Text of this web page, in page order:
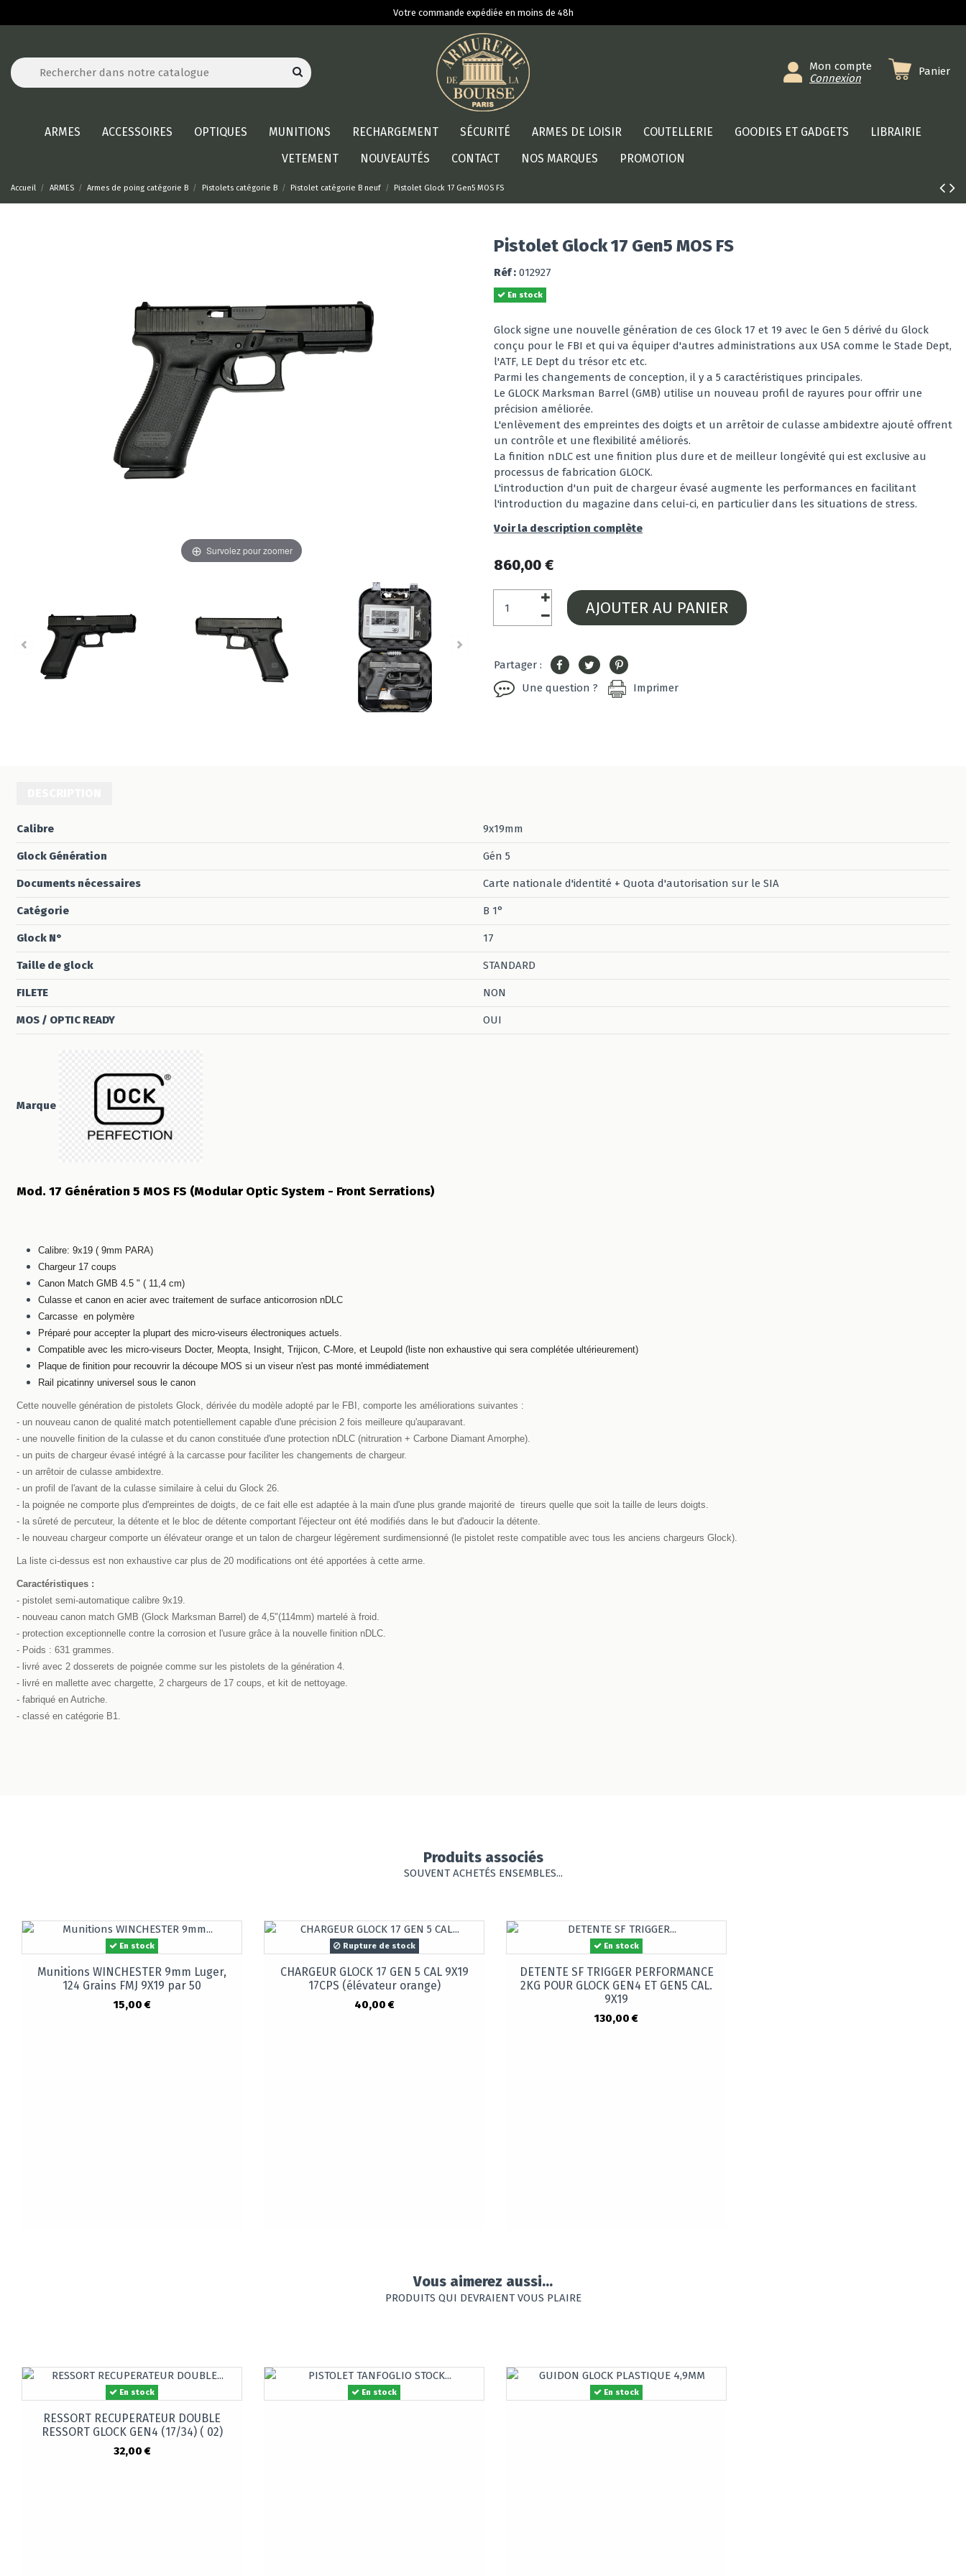
Votre commande expédiée en moins de 48h
Mon compte
Connexion
Panier
ARMES ACCESSOIRES OPTIQUES MUNITIONS RECHARGEMENT SÉCURITÉ ARMES DE LOISIR COUTELLERIE GOODIES ET GADGETS
LIBRAIRIE
VETEMENT
NOUVEAUTÉS CONTACT NOS MARQUES PROMOTION
Accueil ARMES Armes de poing catégorie B Pistolets catégorie B Pistolet catégorie B neuf Pistolet Glock 17 Gen5 MOS FS
Survolez pour zoomer
Pistolet Glock 17 Gen5 MOS FS
Réf : 012927
En stock
Glock signe une nouvelle génération de ces Glock 17 et 19 avec le Gen 5 dérivé du Glock
conçu pour le FBI et qui va équiper d'autres administrations aux USA comme le Stade Dept,
l'ATF, LE Dept du trésor etc etc.
Parmi les changements de conception, il y a 5 caractéristiques principales.
Le GLOCK Marksman Barrel (GMB) utilise un nouveau profil de rayures pour offrir une
précision améliorée.
L'enlèvement des empreintes des doigts et un arrêtoir de culasse ambidextre ajouté offrent
un contrôle et une flexibilité améliorés.
La finition nDLC est une finition plus dure et de meilleur longévité qui est exclusive au
processus de fabrication GLOCK.
L'introduction d'un puit de chargeur évasé augmente les performances en facilitant
l'introduction du magazine dans celui-ci, en particulier dans les situations de stress.
Voir la description complète
860,00 €
AJOUTER AU PANIER
Partager :
Une question ?
Imprimer
Calibre 9x19mm
Glock Génération Gén 5
Documents nécessaires Carte nationale d'identité + Quota d'autorisation sur le SIA
Catégorie B 1°
Glock N° 17
Taille de glock STANDARD
FILETE NON
MOS / OPTIC READY OUI
Marque
Mod. 17 Génération 5 MOS FS (Modular Optic System - Front Serrations)
Calibre: 9x19 ( 9mm PARA)
Chargeur 17 coups
Canon Match GMB 4.5 " ( 11,4 cm)
Culasse et canon en acier avec traitement de surface anticorrosion nDLC
Carcasse en polymère
Préparé pour accepter la plupart des micro-viseurs électroniques actuels.
Compatible avec les micro-viseurs Docter, Meopta, Insight, Trijicon, C-More, et Leupold (liste non exhaustive qui sera complétée ultérieurement)
Plaque de finition pour recouvrir la découpe MOS si un viseur n'est pas monté immédiatement
Rail picatinny universel sous le canon
Cette nouvelle génération de pistolets Glock, dérivée du modèle adopté par le FBI, comporte les améliorations suivantes :
- un nouveau canon de qualité match potentiellement capable d'une précision 2 fois meilleure qu'auparavant.
- une nouvelle finition de la culasse et du canon constituée d'une protection nDLC (nitruration + Carbone Diamant Amorphe).
- un puits de chargeur évasé intégré à la carcasse pour faciliter les changements de chargeur.
- un arrêtoir de culasse ambidextre.
- un profil de l'avant de la culasse similaire à celui du Glock 26.
- la poignée ne comporte plus d'empreintes de doigts, de ce fait elle est adaptée à la main d'une plus grande majorité de tireurs quelle que soit la taille de leurs doigts.
- la sûreté de percuteur, la détente et le bloc de détente comportant l'éjecteur ont été modifiés dans le but d'adoucir la détente.
- le nouveau chargeur comporte un élévateur orange et un talon de chargeur légèrement surdimensionné (le pistolet reste compatible avec tous les anciens chargeurs Glock).
La liste ci-dessus est non exhaustive car plus de 20 modifications ont été apportées à cette arme.
Caractéristiques :
- pistolet semi-automatique calibre 9x19.
- nouveau canon match GMB (Glock Marksman Barrel) de 4,5"(114mm) martelé à froid.
- protection exceptionnelle contre la corrosion et l'usure grâce à la nouvelle finition nDLC.
- Poids : 631 grammes.
- livré avec 2 dosserets de poignée comme sur les pistolets de la génération 4.
- livré en mallette avec chargette, 2 chargeurs de 17 coups, et kit de nettoyage.
- fabriqué en Autriche.
- classé en catégorie B1.
Produits associés
SOUVENT ACHETÉS ENSEMBLES...
En stock
Munitions WINCHESTER 9mm Luger,
124 Grains FMJ 9X19 par 50
15,00 €
Rupture de stock
CHARGEUR GLOCK 17 GEN 5 CAL 9X19
17CPS (élévateur orange)
40,00 €
En stock
DETENTE SF TRIGGER PERFORMANCE
2KG POUR GLOCK GEN4 ET GEN5 CAL.
9X19
130,00 €
Vous aimerez aussi...
PRODUITS QUI DEVRAIENT VOUS PLAIRE
En stock
RESSORT RECUPERATEUR DOUBLE
RESSORT GLOCK GEN4 (17/34) ( 02)
32,00 €
En stock En stock